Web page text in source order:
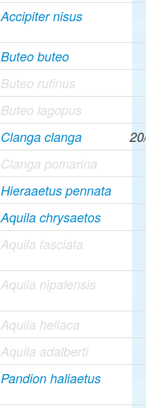
Accipiter nisus
Buteo buteo
Buteo rufinus
Buteo lagopus
Clanga clanga
Clanga pomarina
Hieraaetus pennata
Aquila chrysaetos
Aquila fasciata
Aquila nipalensis
Aquila heliaca
Aquila adalberti
Pandion haliaetus